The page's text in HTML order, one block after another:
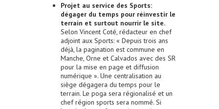
Projet au service des Sports:
dégager du temps pour réinvestir le
terrain et surtout nourrir le site.
Selon Vincent Coté, rédacteur en chef
adjoint aux Sports: « Depuis trois ans
déjà, la pagination est commune en
Manche, Orne et Calvados avec des SR
pour la mise en page et diffusion
numérique ». Une centralisation au
siège dégagera du temps pour le
terrain. Le poga sera régionalisé et un
chef région sports sera nommé. Si